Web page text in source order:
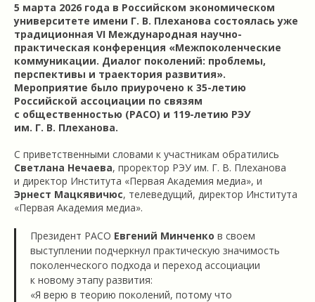
5 марта 2026 года в Российском экономическом
университете имени Г. В. Плеханова состоялась уже
традиционная VI Международная научно-
практическая конференция «Межпоколенческие
коммуникации. Диалог поколений: проблемы,
перспективы и траектория развития».
Мероприятие было приурочено к 35-летию
Российской ассоциации по связям
с общественностью (РАСО) и 119-летию РЭУ
им. Г. В. Плеханова.
С приветственными словами к участникам обратились
Светлана Нечаева, проректор РЭУ им. Г. В. Плеханова
и директор Института «Первая Академия медиа», и
Эрнест Мацкявичюс, телеведущий, директор Института
«Первая Академия медиа».
Президент РАСО Евгений Минченко в своем
выступлении подчеркнул практическую значимость
поколенческого подхода и переход ассоциации
к новому этапу развития:
«Я верю в теорию поколений, потому что